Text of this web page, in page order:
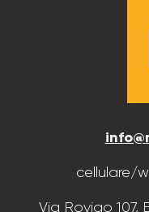
cellulare/
Via Rovigo 107,